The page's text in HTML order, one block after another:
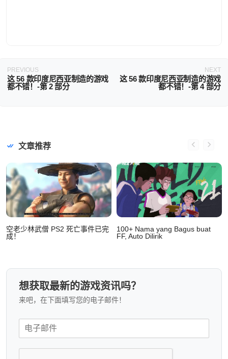
PREVIOUS
这 56 款印度尼西亚制造的游戏
都不错！-第 2 部分
NEXT
这 56 款印度尼西亚制造的游戏
都不错！-第 4 部分
文章推荐
空老少林武僧 PS2 死亡事件已完
成！
100+ Nama yang Bagus buat
FF, Auto Dilirik
想获取最新的游戏资讯吗？
来吧，在下面填写您的电子邮件！